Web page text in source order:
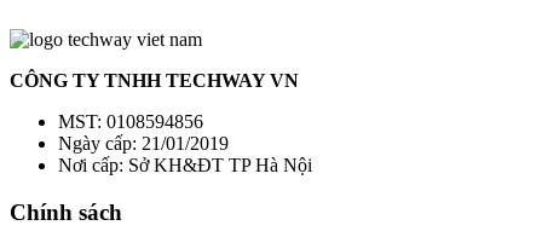
CÔNG TY TNHH TECHWAY VN
MST: 0108594856
Ngày cấp: 21/01/2019
Nơi cấp: Sở KH&ĐT TP Hà Nội
Chính sách